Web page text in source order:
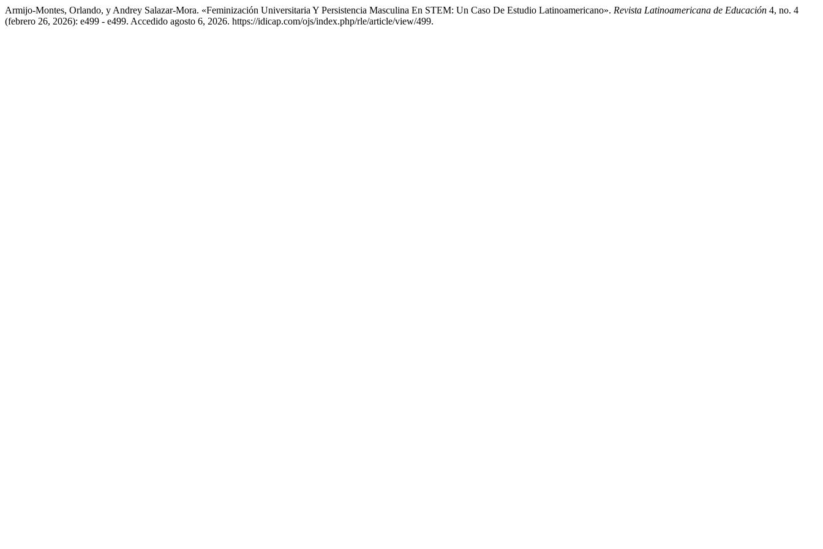
Armijo-Montes, Orlando, y Andrey Salazar-Mora. «Feminización Universitaria Y Persistencia Masculina En STEM: Un Caso De Estudio Latinoamericano». Revista Latinoamericana de Educación 4, no. 4
(febrero 26, 2026): e499 - e499. Accedido agosto 6, 2026. https://idicap.com/ojs/index.php/rle/article/view/499.